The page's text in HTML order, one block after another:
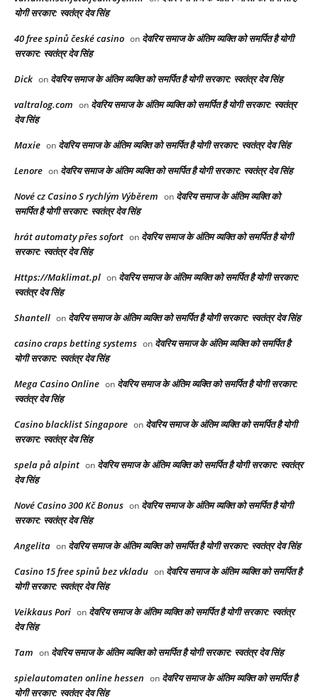
योगी सरकार: स्वतंत्र देव सिंह
40 free spinů české casino on देवरिय समाज के अंतिम व्यक्ति को समर्पित है योगी
सरकार: स्वतंत्र देव सिंह
Dick on देवरिय समाज के अंतिम व्यक्ति को समर्पित है योगी सरकार: स्वतंत्र देव सिंह
valtralog.com on देवरिय समाज के अंतिम व्यक्ति को समर्पित है योगी सरकार: स्वतंत्र
देव सिंह
Maxie on देवरिय समाज के अंतिम व्यक्ति को समर्पित है योगी सरकार: स्वतंत्र देव सिंह
Lenore on देवरिय समाज के अंतिम व्यक्ति को समर्पित है योगी सरकार: स्वतंत्र देव सिंह
Nové cz Casino S rychlým Výběrem on देवरिय समाज के अंतिम व्यक्ति को
समर्पित है योगी सरकार: स्वतंत्र देव सिंह
hrát automaty přes sofort on देवरिय समाज के अंतिम व्यक्ति को समर्पित है योगी
सरकार: स्वतंत्र देव सिंह
Https://Maklimat.pl on देवरिय समाज के अंतिम व्यक्ति को समर्पित है योगी सरकार:
स्वतंत्र देव सिंह
Shantell on देवरिय समाज के अंतिम व्यक्ति को समर्पित है योगी सरकार: स्वतंत्र देव सिंह
casino craps betting systems on देवरिय समाज के अंतिम व्यक्ति को समर्पित है
योगी सरकार: स्वतंत्र देव सिंह
Mega Casino Online on देवरिय समाज के अंतिम व्यक्ति को समर्पित है योगी सरकार:
स्वतंत्र देव सिंह
Casino blacklist Singapore on देवरिय समाज के अंतिम व्यक्ति को समर्पित है योगी
सरकार: स्वतंत्र देव सिंह
spela på alpint on देवरिय समाज के अंतिम व्यक्ति को समर्पित है योगी सरकार: स्वतंत्र
देव सिंह
Nové Casino 300 Kč Bonus on देवरिय समाज के अंतिम व्यक्ति को समर्पित है योगी
सरकार: स्वतंत्र देव सिंह
Angelita on देवरिय समाज के अंतिम व्यक्ति को समर्पित है योगी सरकार: स्वतंत्र देव सिंह
Casino 15 free spinů bez vkladu on देवरिय समाज के अंतिम व्यक्ति को समर्पित है
योगी सरकार: स्वतंत्र देव सिंह
Veikkaus Pori on देवरिय समाज के अंतिम व्यक्ति को समर्पित है योगी सरकार: स्वतंत्र
देव सिंह
Tam on देवरिय समाज के अंतिम व्यक्ति को समर्पित है योगी सरकार: स्वतंत्र देव सिंह
spielautomaten online hessen on देवरिय समाज के अंतिम व्यक्ति को समर्पित है
योगी सरकार: स्वतंत्र देव सिंह